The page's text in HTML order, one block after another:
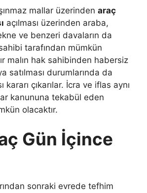
mallar üzerinden araç
açılması üzerinden araba,
ve benzeri davaların da
tarafından mümkün
malın hak sahibinden habersiz
satılması durumlarında da
kararı çıkarılar. İcra ve iflas aynı
kanununa tekabül eden
olacaktır.
Gün İçince
sonraki evrede tefhim